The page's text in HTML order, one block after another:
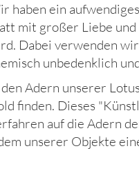
haben ein
mit großer Liebe
Dabei verwenden
unbedenklich
Adern unserer
finden. Dieses
auf die Adern
unserer Objekte